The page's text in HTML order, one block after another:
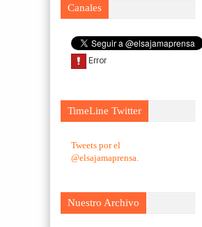
Canales
TimeLine Twitter
Tweets por el
@elsajamaprensa.
Nuestro Archivo